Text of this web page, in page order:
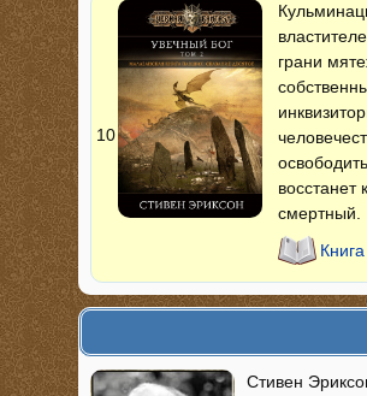
10
грани
восстанет
смертный.
Стивен